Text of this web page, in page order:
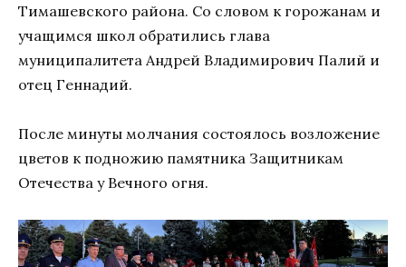
Тимашевского района. Со словом к горожанам и
учащимся школ обратились глава
муниципалитета Андрей Владимирович Палий и
отец Геннадий.
После минуты молчания состоялось возложение
цветов к подножию памятника Защитникам
Отечества у Вечного огня.